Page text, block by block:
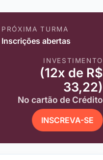
PRÓXIMA TURMA
Inscrições abertas
INVESTIMENTO
(12x de R$
33,22)
No cartão de Crédito
INSCREVA-SE